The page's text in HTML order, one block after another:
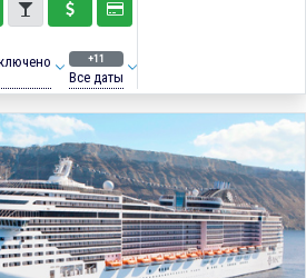
+11
Все даты